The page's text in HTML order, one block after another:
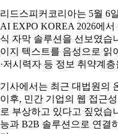
리드스피커코리아는 5월 6
AI EXPO KOREA 2026에서
식 자막 솔루션을 선보였습
이지 텍스트를 음성으로 읽
·저시력자 등 정보 취약계
기사에서는 최근 대법원의
이후, 민간 기업의 웹 접근
로 부상하고 있다고 짚었습
능과 B2B 솔루션으로 연결